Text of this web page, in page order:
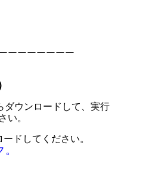
ーーーーーーー
ダウンロードして、実行
い。
ドしてください。